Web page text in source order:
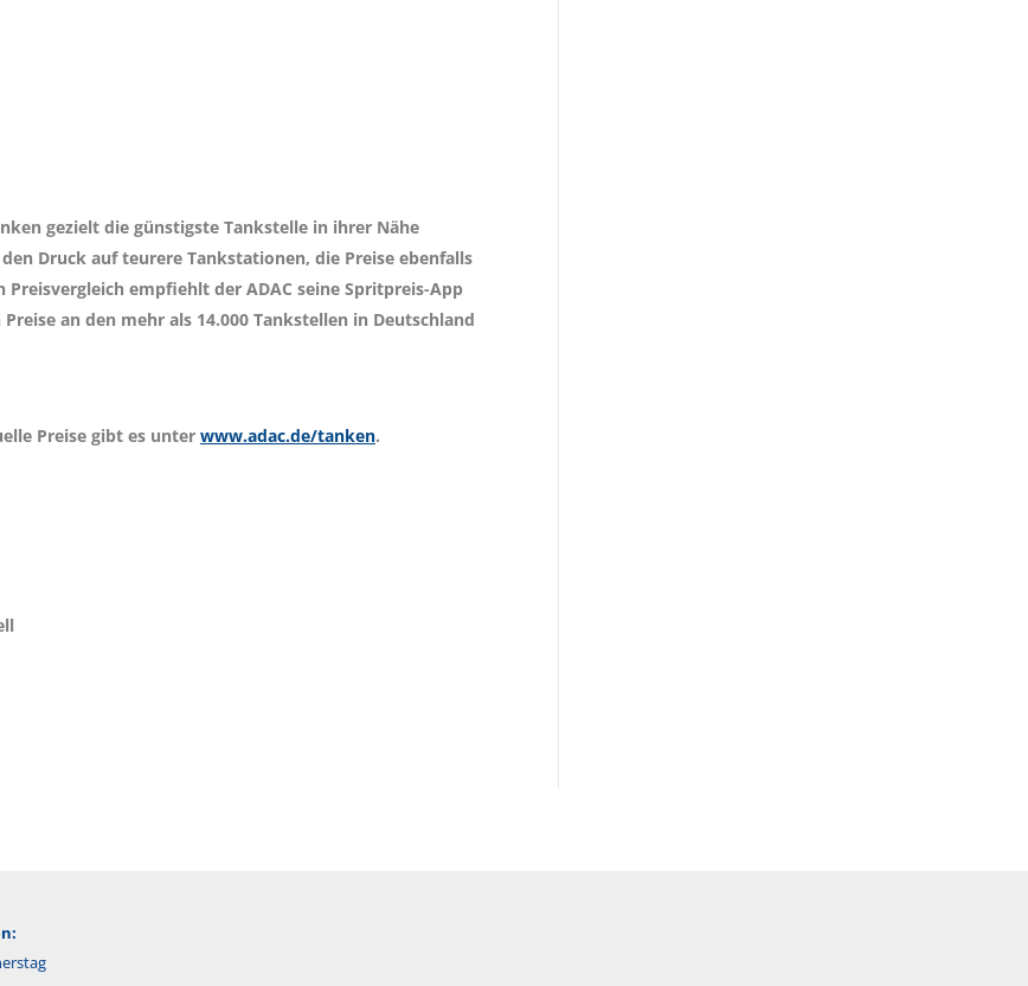
gezielt die günstigste Tankstelle in ihrer Nähe
Druck auf teurere Tankstationen, die Preise ebenfalls
empfiehlt der ADAC seine Spritpreis-App
an den mehr als 14.000 Tankstellen in Deutschland
Preise gibt es unter www.adac.de/tanken.